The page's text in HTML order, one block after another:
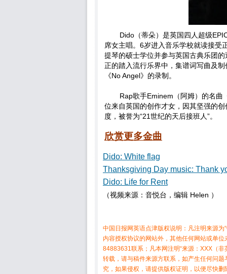
Dido（蒂朵）是英国四人超级
席女主唱。6岁进入音乐学校就读接受
提琴的硕士学位并参与英国古典乐团
正的踏入流行乐界中，集谱词写曲及
《No Angel》的录制。
Rap歌手Eminem（阿姆）的名曲
位来自英国的创作才女，因其坚强的
度，被誉为“21世纪的天后接班人”。
欣赏更多金曲
Dido: White flag
Thanksgiving Day music: Thank
Dido: Life for Rent
（视频来源：音悦台，编辑 Helen ）
中国日报网英语点津版权说明：凡注明来源
内容授权协议的网站外，其他任何网站或单
84883631联系；凡本网注明“来源：XXX（
转载，请与稿件来源方联系，如产生任何问
究，如果侵权，请提供版权证明，以便尽快删